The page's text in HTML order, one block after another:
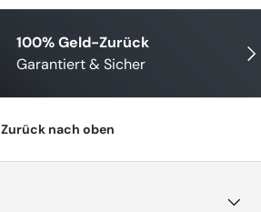
100% Geld-Zurück
Garantiert & Sicher
Zurück nach oben